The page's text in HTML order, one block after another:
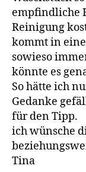
empfindliche
Reinigung
kommt in
sowieso
könnte es
So hätte ich
Gedanke
für den Tipp.
ich wünsche
Tina